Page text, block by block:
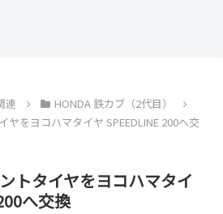
連
HONDA 鉄カブ（2代目）
ヤをヨコハマタイヤ SPEEDLINE 200へ交
トタイヤをヨコハマタイ
へ交換